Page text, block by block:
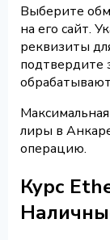
Выберите
на его сайт.
реквизиты
подтвердите
лиры в
операцию.
Курс